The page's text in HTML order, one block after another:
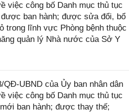
việc công bố Danh mục thủ tục
ban hành; được sửa đổi, bổ
trong lĩnh vực Phòng bệnh thuộc
quản lý Nhà nước của Sở Y
QĐ-UBND của Ủy ban nhân dân
việc công bố Danh mục thủ tục
ban hành; được thay thế;